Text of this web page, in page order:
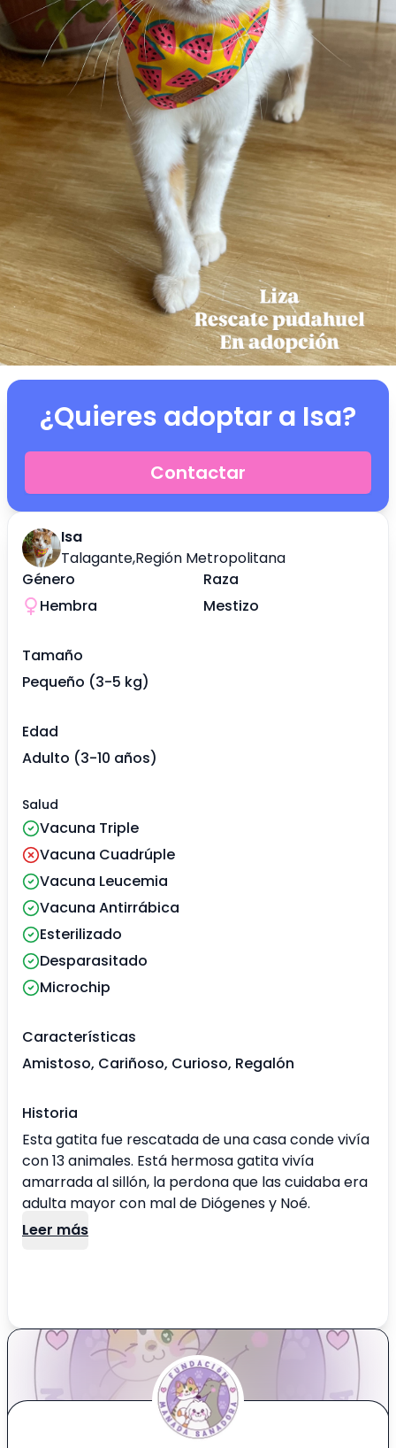
Isa
Talagante,Región Metropolitana
Género
Hembra
Raza
Mestizo
Tamaño
Pequeño (3-5 kg)
Edad
Adulto (3-10 años)
Salud
Vacuna Triple
Vacuna Cuadrúple
Vacuna Leucemia
Vacuna Antirrábica
Esterilizado
Desparasitado
Microchip
Características
Amistoso, Cariñoso, Curioso, Regalón
Historia
Esta gatita fue rescatada de una casa conde vivía
con 13 animales. Está hermosa gatita vivía
amarrada al sillón, la perdona que las cuidaba era
adulta mayor con mal de Diógenes y Noé.
Leer más
¿Quieres adoptar a Isa?
Contactar